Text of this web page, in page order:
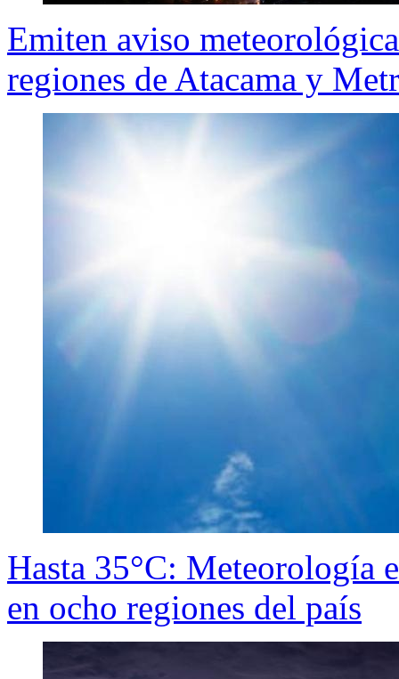
Emiten aviso
regiones de Atacama y
Hasta 35°C: Meteorología
en ocho regiones del país